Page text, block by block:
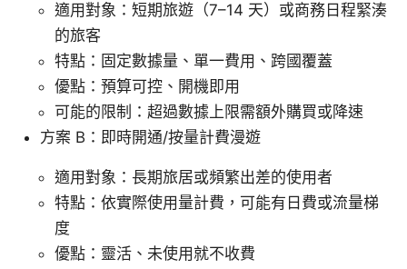
適用對象：短期旅遊（7–14 天）或商務日程緊湊
的旅客
特點：固定數據量、單一費用、跨國覆蓋
優點：預算可控、開機即用
可能的限制：超過數據上限需額外購買或降速
方案 B：即時開通/按量計費漫遊
適用對象：長期旅居或頻繁出差的使用者
特點：依實際使用量計費，可能有日費或流量梯
度
優點：靈活、未使用就不收費